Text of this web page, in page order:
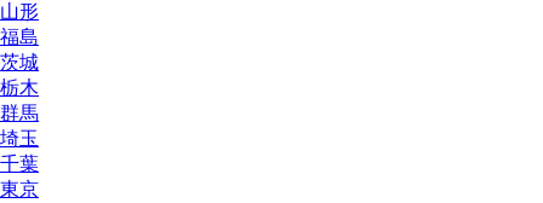
山形
福島
茨城
栃木
群馬
埼玉
千葉
東京